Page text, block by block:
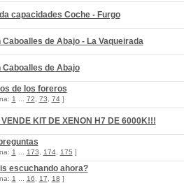
capacidades Coche - Furgo
Caboalles de Abajo - La Vaqueirada
Caboalles de Abajo
de los foreros
1 72 73 74]
VENDE KIT DE XENON H7 DE 6000K!!!
1 173 174, 175 ]
escuchando ahora?
1 16 17 18 ]